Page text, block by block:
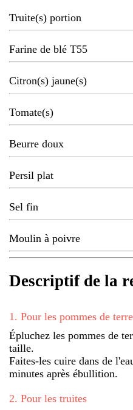
Truite(s) portion
Farine de blé T55
Citron(s) jaune(s)
Tomate(s)
Beurre doux
Persil plat
Sel fin
Moulin à poivre
Descriptif de la
1 . Pour les pommes de terre
Épluchez les pommes de
taille.
Faites-les cuire dans de
minutes après ébullition.
2. Pour les truites